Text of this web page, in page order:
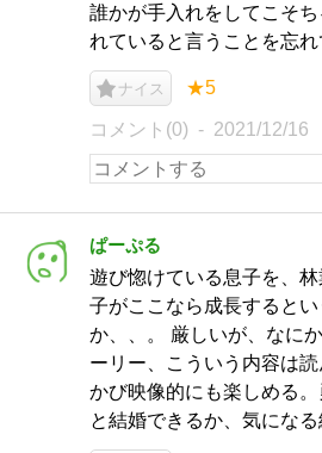
誰かが手入れをしてこそ
れていると言うことを忘
ナイス ★5
コメント(0) 2021/12/16
ぱーぷる
遊び惚けている息子を、
子がここなら成長すると
か、、。 厳しいが、なに
ーリー、こういう内容は
かび映像的にも楽しめる
と結婚できるか、気になる